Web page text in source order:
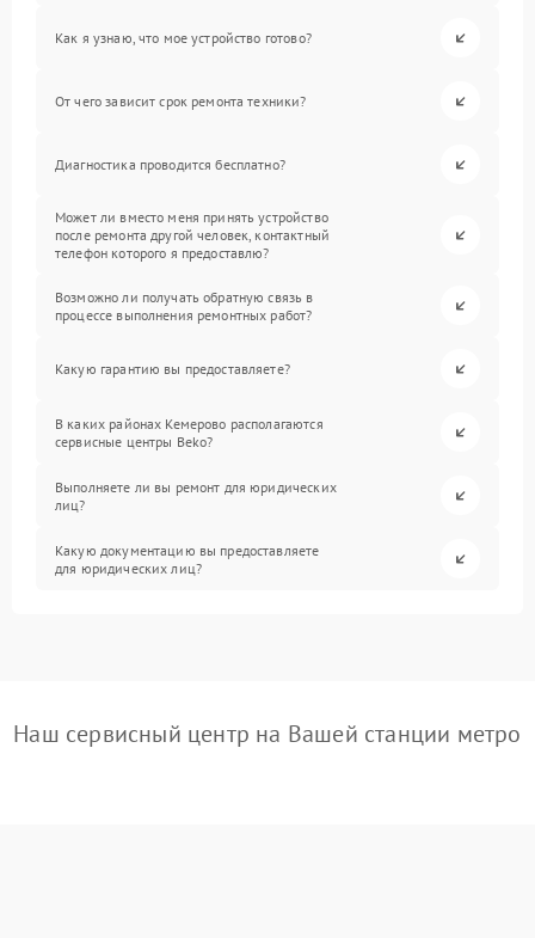
Как я узнаю, что мое устройство готово?
От чего зависит срок ремонта техники?
Диагностика проводится бесплатно?
Может ли вместо меня принять устройство
после ремонта другой человек, контактный
телефон которого я предоставлю?
Возможно ли получать обратную связь в
процессе выполнения ремонтных работ?
Какую гарантию вы предоставляете?
В каких районах Кемерово располагаются
сервисные центры Beko?
Выполняете ли вы ремонт для юридических
лиц?
Какую документацию вы предоставляете
для юридических лиц?
Наш сервисный центр на Вашей станции метро